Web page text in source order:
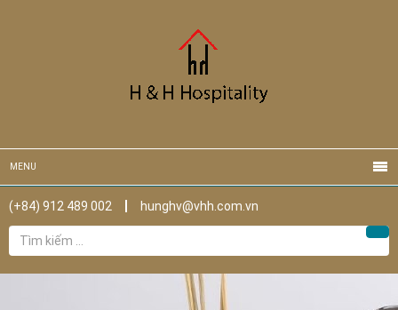
MENU
(+84) 912 489 002
hunghv@vhh.com.vn
Tìm
kiếm
cho: